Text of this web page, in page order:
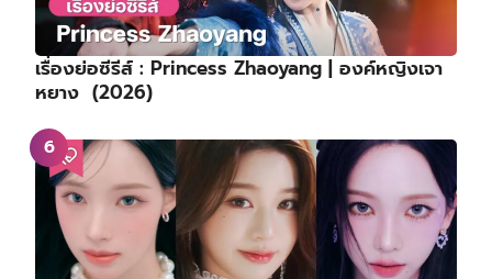
เรื่องย่อซีรีส์ : Princess Zhaoyang | องค์หญิงเจา
หยาง (2026)